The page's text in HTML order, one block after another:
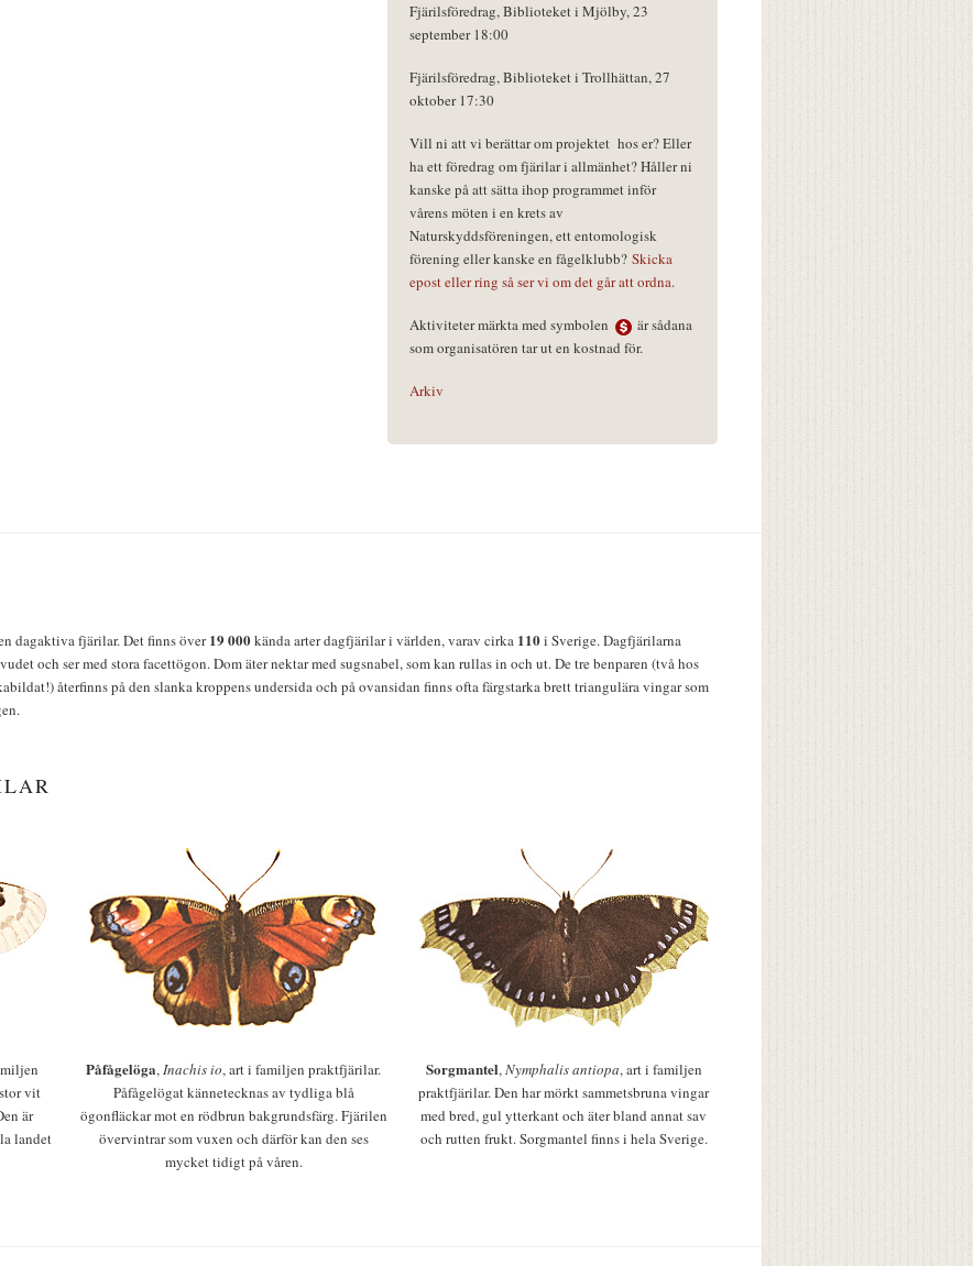
Fjärilsföredrag, Biblioteket i Mjölby, 23
september 18:00
Fjärilsföredrag, Biblioteket i Trollhättan, 27
oktober 17:30
Vill ni att vi berättar om projektet hos er? Eller
ha ett föredrag om fjärilar i allmänhet? Håller ni
kanske på att sätta ihop programmet inför
vårens möten i en krets av
Naturskyddsföreningen, ett entomologisk
förening eller kanske en fågelklubb? Skicka
epost eller ring så ser vi om det går att ordna.
Aktiviteter märkta med symbolen
är sådana
som organisatören tar ut en kostnad för.
Arkiv
dagaktiva fjärilar. Det finns över19 000kända arter dagfjärilar i världen, varav cirka 110i Sverige. Dagfjärilarna
och ser med stora facettögon. Dom äter nektar med sugsnabel, som kan rullas in och ut. De tre benparen (två hos
återfinns på den slanka kroppens undersida och på ovansidan finns ofta färgstarka brett triangulära vingar som
vit
är
landet
Påfågelöga,Inachis io, art i familjen praktfjärilar.
Påfågelögat kännetecknas av tydliga blå
ögonfläckar mot en rödbrun bakgrundsfärg. Fjärilen
övervintrar som vuxen och därför kan den ses
mycket tidigt på våren.
Sorgmantel,Nymphalis antiopa, art i familjen
praktfjärilar. Den har mörkt sammetsbruna vingar
med bred, gul ytterkant och äter bland annat sav
och rutten frukt. Sorgmantel finns i hela Sverige.